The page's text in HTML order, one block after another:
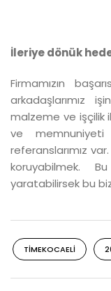
İleriye dönük
Firmamızın
arkadaşlarımız
malzeme ve işçilik
ve memnuniyeti
referanslarımız
koruyabilmek.
yaratabilirsek bu
TIMEKOCAELI